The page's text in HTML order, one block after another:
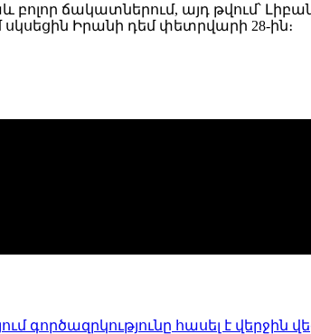
բոլոր ճակատներում, այդ թվում՝
Իրանի դեմ փետրվարի 28-ին։
գործազրկությունը հասել է